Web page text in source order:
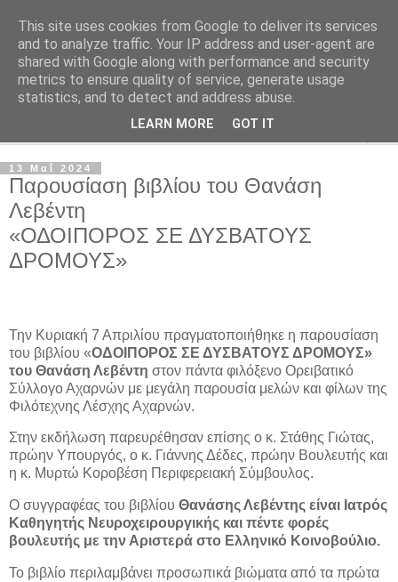
Φιλότεχνη Λέσχη Αχαρνών
Για την τέχνη και τον Πολιτισμό
13 Μαΐ 2024
Παρουσίαση βιβλίου του Θανάση
Λεβέντη
«ΟΔΟΙΠΟΡΟΣ ΣΕ ΔΥΣΒΑΤΟΥΣ
ΔΡΟΜΟΥΣ»
Την Κυριακή 7 Απριλίου πραγματοποιήθηκε η παρουσίαση
του βιβλίου «ΟΔΟΙΠΟΡΟΣ ΣΕ ΔΥΣΒΑΤΟΥΣ ΔΡΟΜΟΥΣ»
του Θανάση Λεβέντη στον πάντα φιλόξενο Ορειβατικό
Σύλλογο Αχαρνών με μεγάλη παρουσία μελών και φίλων της
Φιλότεχνης Λέσχης Αχαρνών.
Στην εκδήλωση παρευρέθησαν επίσης ο κ. Στάθης Γιώτας,
πρώην Υπουργός, ο κ. Γιάννης Δέδες, πρώην Βουλευτής και
η κ. Μυρτώ Κοροβέση Περιφερειακή Σύμβουλος.
Ο συγγραφέας του βιβλίου Θανάσης Λεβέντης είναι Ιατρός
Καθηγητής Νευροχειρουργικής και πέντε φορές
βουλευτής με την Αριστερά στο Ελληνικό Κοινοβούλιο.
Το βιβλίο περιλαμβάνει προσωπικά βιώματα από τα πρώτα
This site uses cookies from Google to deliver its services
and to analyze traffic. Your IP address and user-agent are
shared with Google along with performance and security
metrics to ensure quality of service, generate usage
statistics, and to detect and address abuse.
LEARN MORE GOT IT